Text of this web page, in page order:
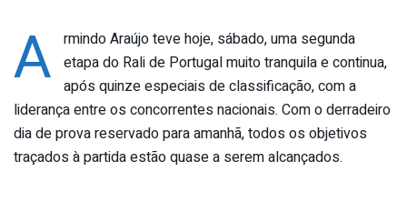
A rmindo Araújo teve hoje, sábado, uma segunda
etapa do Rali de Portugal muito tranquila e continua,
após quinze especiais de classificação, com a
liderança entre os concorrentes nacionais. Com o derradeiro
dia de prova reservado para amanhã, todos os objetivos
traçados à partida estão quase a serem alcançados.